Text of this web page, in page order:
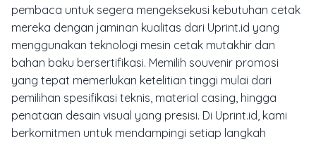
pembaca untuk segera mengeksekusi kebutuhan cetak
mereka dengan jaminan kualitas dari Uprint.id yang
menggunakan teknologi mesin cetak mutakhir dan
bahan baku bersertifikasi. Memilih souvenir promosi
yang tepat memerlukan ketelitian tinggi mulai dari
pemilihan spesifikasi teknis, material casing, hingga
penataan desain visual yang presisi. Di Uprint.id, kami
berkomitmen untuk mendampingi setiap langkah